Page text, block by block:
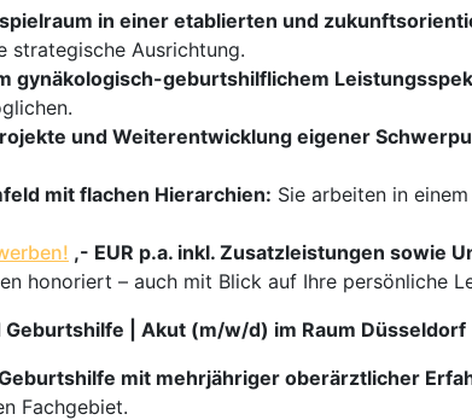
in einer etablierten und
strategische Ausrichtung.
gynäkologisch-geburtshilflichem
und Weiterentwicklung eigener
mit flachen Hierarchien: Sie arbeiten in
,- EUR p.a. inkl. Zusatzleistungen sowie
honoriert – auch mit Blick auf Ihre persönliche
| Akut (m/w/d) im Raum Düsseldorf
mit mehrjähriger oberärztlicher
Fachgebiet.